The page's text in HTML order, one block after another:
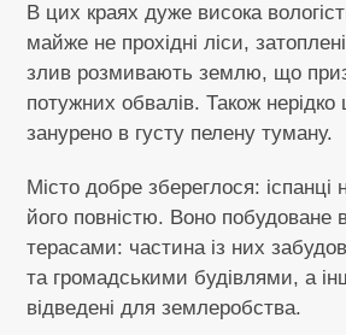
В цих краях дуже висока
майже не прохідні ліси,
злив розмивають землю, що
потужних обвалів. Також нерідко
занурено в густу пелену туману.
Місто добре збереглося: іспанці
його повністю. Воно побудоване
терасами: частина із них
та громадськими будівлями, а
відведені для землеробства.